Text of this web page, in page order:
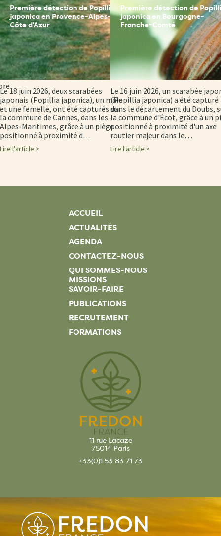
Première détection de Popillia
japonica en Provence-Alpes-
Côte d'Azur
Le 18 juin 2026, deux scarabées
japonais (Popillia japonica), un mâle
et une femelle, ont été capturés sur
la commune de Cannes, dans les
Alpes-Maritimes, grâce à un piège
positionné à proximité d…
Lire l'article >
Première détection de
japonica en Bourgogne-
Franche-Comté
Le 16 juin 2026, un scarabée
(Popillia japonica) a été capturé
dans le département du Doubs,
la commune d'Écot, grâce à un
positionné à proximité d'un axe
routier majeur dans le…
Lire l'article >
ACCUEIL
ACTUALITÉS
AGENDA
CONTACTEZ-NOUS
QUI SOMMES-NOUS
MISSIONS
SAVOIR-FAIRE
PUBLICATIONS
RECRUTEMENT
FORMATIONS
11 rue Lacaze
75014 Paris
+33(0)1 53 83 71 73